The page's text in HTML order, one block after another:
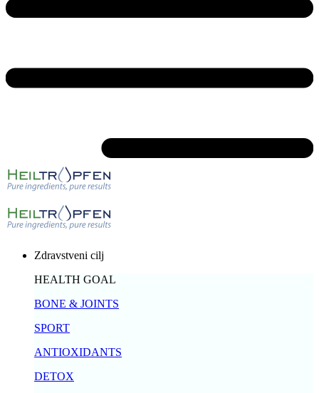
Zdravstveni cilj
HEALTH GOAL
BONE & JOINTS
SPORT
ANTIOXIDANTS
DETOX